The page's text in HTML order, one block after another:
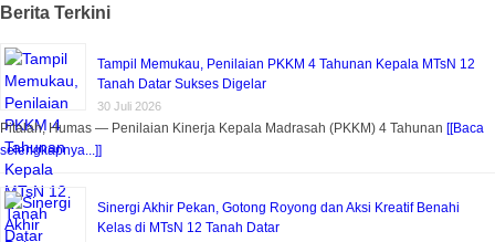
Berita Terkini
Tampil Memukau, Penilaian PKKM 4 Tahunan Kepala MTsN 12
Tanah Datar Sukses Digelar
30 Juli 2026
Pitalah, Humas — Penilaian Kinerja Kepala Madrasah (PKKM) 4 Tahunan [[Baca
selengkapnya...]]
Sinergi Akhir Pekan, Gotong Royong dan Aksi Kreatif Benahi
Kelas di MTsN 12 Tanah Datar